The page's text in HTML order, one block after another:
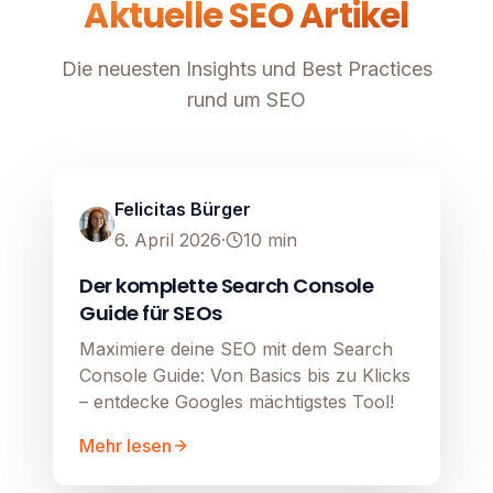
Aktuelle SEO Artikel
Die neuesten Insights und Best Practices
rund um SEO
Felicitas Bürger
6. April 2026· 10 min
Der komplette Search Console
Guide für SEOs
Maximiere deine SEO mit dem Search
Console Guide: Von Basics bis zu Klicks
– entdecke Googles mächtigstes Tool!
Mehr lesen